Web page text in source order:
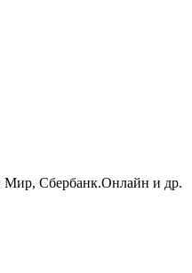
Мир, Сбербанк.Онлайн и др.